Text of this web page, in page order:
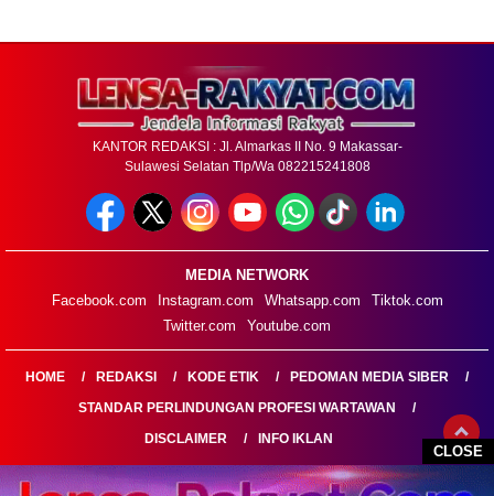
CLOSE
KANTOR REDAKSI : Jl. Almarkas II No. 9 Makassar-
Sulawesi Selatan Tlp/Wa 082215241808
MEDIA NETWORK
Facebook.com
Instagram.com Whatsapp.com
Tiktok.com
Twitter.com
Youtube.com
HOME REDAKSI KODE ETIK
PEDOMAN MEDIA SIBER
STANDAR PERLINDUNGAN PROFESI WARTAWAN
DISCLAIMER
INFO IKLAN
LENSARAKYAT.COM@2026